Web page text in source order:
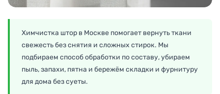
Химчистка штор в Москве помогает вернуть ткани
свежесть без снятия и сложных стирок. Мы
подбираем способ обработки по составу, убираем
пыль, запахи, пятна и бережём складки и фурнитуру
для дома без суеты.